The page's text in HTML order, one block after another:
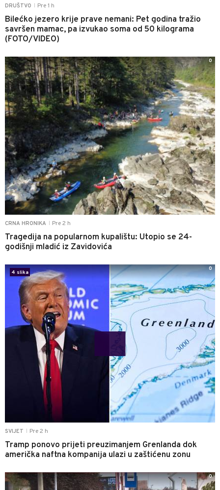
DRUŠTVO Pre 1 h
Bilećko jezero krije prave nemani: Pet godina tražio
savršen mamac, pa izvukao soma od 50 kilograma
(FOTO/VIDEO)
CRNA HRONIKA Pre 2 h
Tragedija na popularnom kupalištu: Utopio se 24-
godišnji mladić iz Zavidovića
0
SVIJET Pre 2 h
Tramp ponovo prijeti preuzimanjem Grenlanda dok
američka naftna kompanija ulazi u zaštićenu zonu
4 slika
0
0